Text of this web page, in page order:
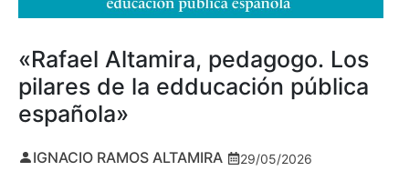
«Rafael Altamira, pedagogo. Los
pilares de la edducación pública
española»
IGNACIO RAMOS ALTAMIRA 29/05/2026